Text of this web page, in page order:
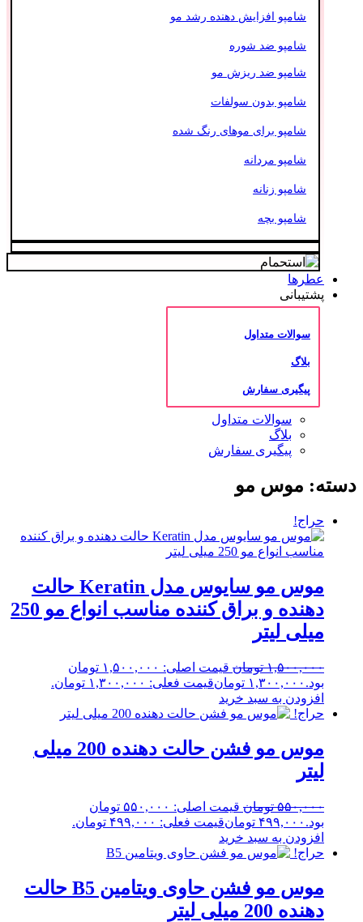
شامپو افزایش دهنده رشد مو
شامپو ضد شوره
شامپو ضد ریزش مو
شامپو بدون سولفات
شامپو برای موهای رنگ شده
شامپو مردانه
شامپو زنانه
شامپو بچه
عطرها
پشتیبانی
سوالات متداول
بلاگ
پیگیری سفارش
سوالات متداول
بلاگ
پیگیری سفارش
دسته: موس مو
حراج!
موس مو سایوس مدل Keratin حالت
دهنده و براق کننده مناسب انواع مو 250
میلی لیتر
۱,۵۰۰,۰۰۰ تومان
قیمت اصلی: ۱,۵۰۰,۰۰۰ تومان
بود. ۱,۳۰۰,۰۰۰ تومانقیمت فعلی: ۱,۳۰۰,۰۰۰ تومان.
افزودن به سبد خرید
حراج!
موس مو فشن حالت دهنده 200 میلی
لیتر
۵۵۰,۰۰۰ تومان
قیمت اصلی: ۵۵۰,۰۰۰ تومان
بود. ۴۹۹,۰۰۰ تومانقیمت فعلی: ۴۹۹,۰۰۰ تومان.
افزودن به سبد خرید
حراج!
موس مو فشن حاوی ویتامین B5 حالت
دهنده 200 میلی لیتر